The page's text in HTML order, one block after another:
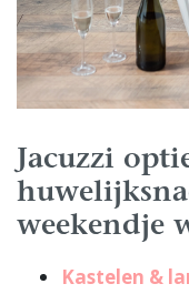
Jacuzzi
weekendje
Kastelen &